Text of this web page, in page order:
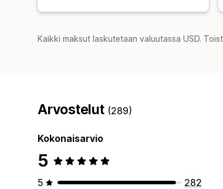
Kaikki maksut laskutetaan valuutassa USD.
Arvostelut (289)
Kokonaisarvio
5
5
282